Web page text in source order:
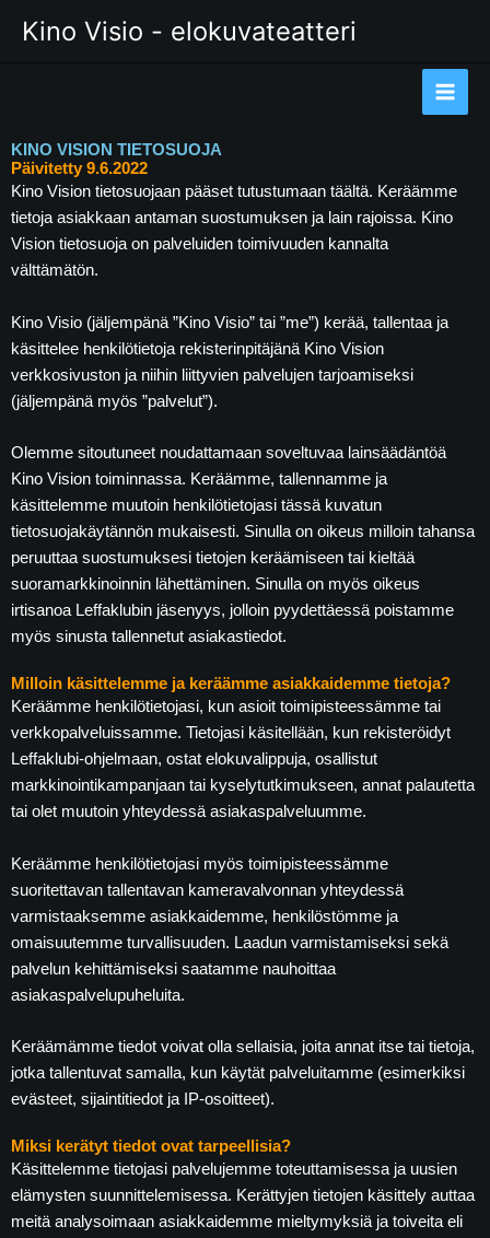
sisältöön
Kino Visio - elokuvateatteri
KINO VISION TIETOSUOJA
Päivitetty 9.6.2022
Kino Vision tietosuojaan pääset tutustumaan täältä. Keräämme
tietoja asiakkaan antaman suostumuksen ja lain rajoissa. Kino
Vision tietosuoja on palveluiden toimivuuden kannalta
välttämätön.
Kino Visio (jäljempänä ”Kino Visio” tai ”me”) kerää, tallentaa ja
käsittelee henkilötietoja rekisterinpitäjänä Kino Vision
verkkosivuston ja niihin liittyvien palvelujen tarjoamiseksi
(jäljempänä myös ”palvelut”).
Olemme sitoutuneet noudattamaan soveltuvaa lainsäädäntöä
Kino Vision toiminnassa. Keräämme, tallennamme ja
käsittelemme muutoin henkilötietojasi tässä kuvatun
tietosuojakäytännön mukaisesti. Sinulla on oikeus milloin tahansa
peruuttaa suostumuksesi tietojen keräämiseen tai kieltää
suoramarkkinoinnin lähettäminen. Sinulla on myös oikeus
irtisanoa Leffaklubin jäsenyys, jolloin pyydettäessä poistamme
myös sinusta tallennetut asiakastiedot.
Milloin käsittelemme ja keräämme asiakkaidemme tietoja?
Keräämme henkilötietojasi, kun asioit toimipisteessämme tai
verkkopalveluissamme. Tietojasi käsitellään, kun rekisteröidyt
Leffaklubi-ohjelmaan, ostat elokuvalippuja, osallistut
markkinointikampanjaan tai kyselytutkimukseen, annat palautetta
tai olet muutoin yhteydessä asiakaspalveluumme.
Keräämme henkilötietojasi myös toimipisteessämme
suoritettavan tallentavan kameravalvonnan yhteydessä
varmistaaksemme asiakkaidemme, henkilöstömme ja
omaisuutemme turvallisuuden. Laadun varmistamiseksi sekä
palvelun kehittämiseksi saatamme nauhoittaa
asiakaspalvelupuheluita.
Keräämämme tiedot voivat olla sellaisia, joita annat itse tai tietoja,
jotka tallentuvat samalla, kun käytät palveluitamme (esimerkiksi
evästeet, sijaintitiedot ja IP-osoitteet).
Miksi kerätyt tiedot ovat tarpeellisia?
Käsittelemme tietojasi palvelujemme toteuttamisessa ja uusien
elämysten suunnittelemisessa. Kerättyjen tietojen käsittely auttaa
meitä analysoimaan asiakkaidemme mieltymyksiä ja toiveita eli